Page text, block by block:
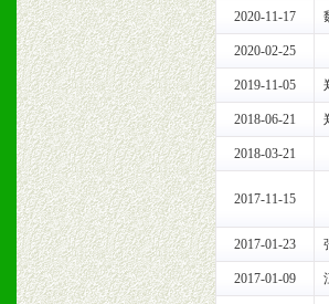
2、售后服务：
以及时受理记录
3、我们时刻整
时收编销售效果
七、招商代理（
2020-11-17
2020-02-25
2019-11-05
2018-06-21
2018-03-21
2017-11-15
2017-01-23
2017-01-09